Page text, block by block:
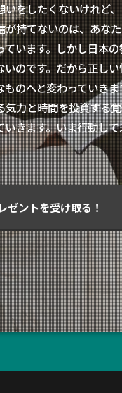
をしたくないけれど
が持てないのは、あな
います。しかし日本
のです。だから正し
のへと変わっていき
力と時間を投資する
きます。いま行動し
ゼントを受け取る！